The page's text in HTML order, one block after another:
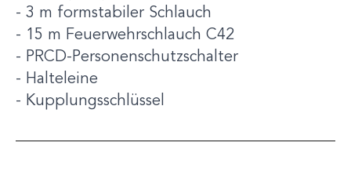
- 3 m formstabiler Schlauch
- 15 m Feuerwehrschlauch C42
- PRCD-Personenschutzschalter
- Halteleine
- Kupplungsschlüssel